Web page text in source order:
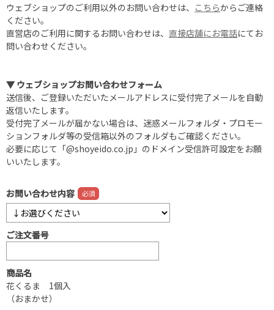
ウェブショップのご利用以外のお問い合わせは、 こちらからご連絡
ください。
直営店のご利用に関するお問い合わせは、 直接店舗にお電話にてお
問い合わせください。
▼ ウェブショップお問い合わせフォーム
送信後、ご登録いただいたメールアドレスに受付完了メールを自動
返信いたします。
受付完了メールが届かない場合は、迷惑メールフォルダ・プロモー
ションフォルダ等の受信箱以外のフォルダもご確認ください。
必要に応じて「@shoyeido.co.jp」のドメイン受信許可設定をお願
いいたします。
お問い合わせ内容
ご注文番号
商品名
花くるま 1個入
（おまかせ）